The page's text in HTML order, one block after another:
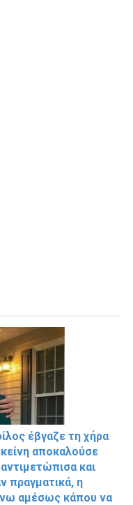
έβγαζε τη χήρα
αποκαλούσε
και
πραγματικά, η
αμέσως κάπου να